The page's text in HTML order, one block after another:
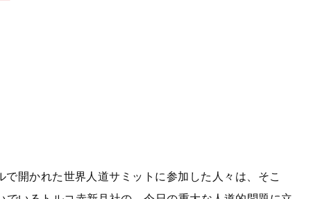
開かれた世界人道サミットに参加した人々は、そこ